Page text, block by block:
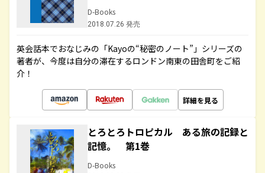
D-Books
2018.07.26 発売
英会話本でおなじみの「Kayoの“秘密のノート”」シリーズの
著者が、今度は自分の滞在するロンドン南東の田舎町をご紹
介！
詳細を見る
とろとろトロピカル ある旅の記録と
記憶。 第1巻
D-Books